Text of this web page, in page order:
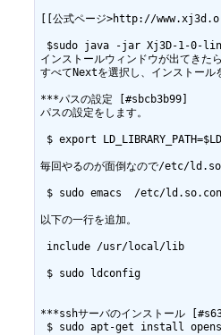
[[公式ページ>http://
$sudo java -jar Xj3D-1-0-
インストールウィンドウが出てきたら
すべてNextを選択し、インストール
***パスの設定 [#sbcb3b99]
パスの設定をします。
$ export
毎回やるのが面倒なので/etc/
$ sudo emacs  /etc/
以下の一行を追加。
include /usr/local/lib
$ sudo ldconfig
***sshサーバのインストール
$ sudo apt-get install